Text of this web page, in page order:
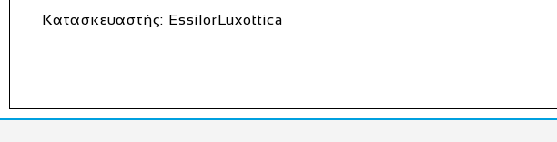
Κατασκευαστής: EssilorLuxottica